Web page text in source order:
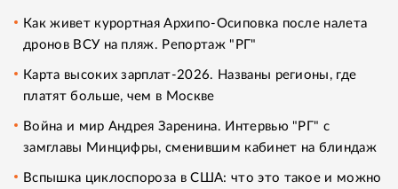
Как живет курортная Архипо-Осиповка после налета
дронов ВСУ на пляж. Репортаж "РГ"
Карта высоких зарплат-2026. Названы регионы, где
платят больше, чем в Москве
Война и мир Андрея Заренина. Интервью "РГ" с
замглавы Минцифры, сменившим кабинет на блиндаж
Вспышка циклоспороза в США: что это такое и можно